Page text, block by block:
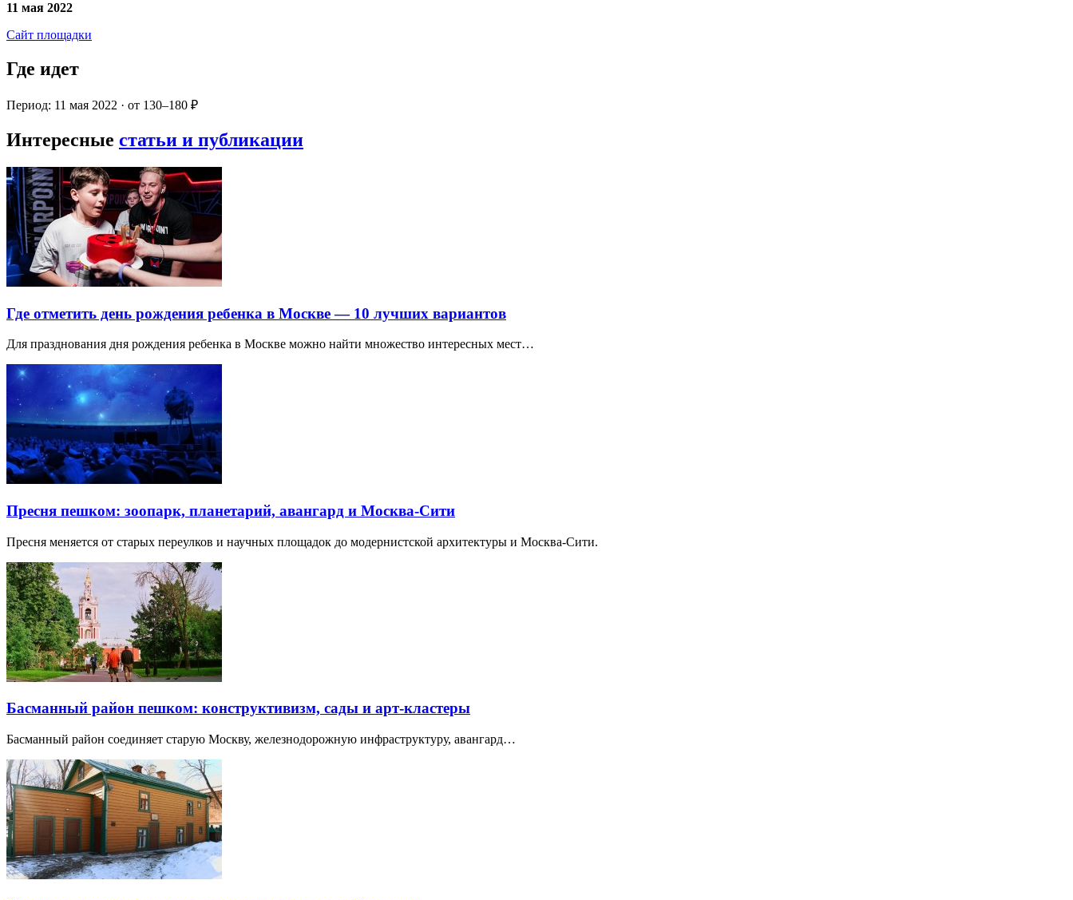
11 мая 2022
Сайт площадки
Где идет
Период: 11 мая 2022 · от 130–180 ₽
Интересные статьи и публикации
Где отметить день рождения ребенка в Москве — 10 лучших вариантов
Для празднования дня рождения ребенка в Москве можно найти множество интересных мест…
Пресня пешком: зоопарк, планетарий, авангард и Москва-Сити
Пресня меняется от старых переулков и научных площадок до модернистской архитектуры и Москва-Сити.
Басманный район пешком: конструктивизм, сады и арт-кластеры
Басманный район соединяет старую Москву, железнодорожную инфраструктуру, авангард…